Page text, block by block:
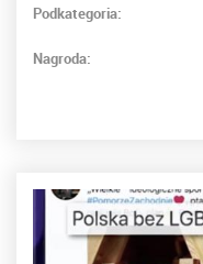
Podkategoria:
Nagroda: